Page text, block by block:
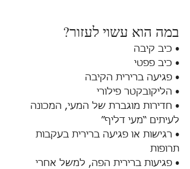
במה הוא עשוי לעזור?
• כיב קיבה
• כיב פפטי
• פגיעה ברירית הקיבה
• הליקובקטר פילורי
• חדירות מוגברת של המעי, המכונה
לעיתים “מעי דליף”
• רגישות או פגיעה ברירית בעקבות
תרופות
• פגיעות ברירית הפה, למשל אחרי